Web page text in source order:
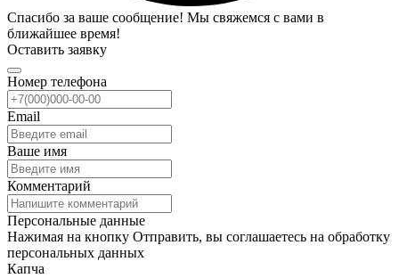
Спасибо за ваше сообщение! Мы свяжемся с вами в
ближайшее время!
Оставить заявку
Номер телефона
Email
Ваше имя
Комментарий
Персональные данные
Нажимая на кнопку Отправить, вы соглашаетесь на обработку
персональных данных
Капча